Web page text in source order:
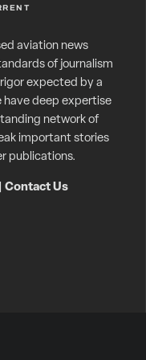
aviation news
of journalism
expected by a
have deep expertise
network of
important stories
publications.
Contact Us